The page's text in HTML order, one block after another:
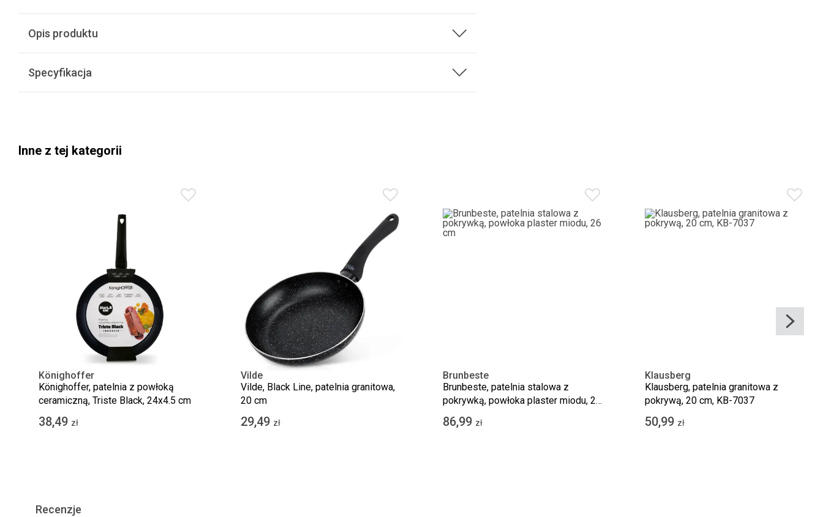
Opis produktu
Specyfikacja
Inne z tej kategorii
Könighoffer
Könighoffer, patelnia z powłoką
ceramiczną, Triste Black, 24x4.5 cm
38,49 zł
Vilde
Vilde, Black Line, patelnia granitowa,
20 cm
29,49 zł
Brunbeste
Brunbeste, patelnia stalowa z
pokrywką, powłoka plaster miodu, 26
cm
86,99 zł
Klausberg
Klausberg, patelnia granitowa z
pokrywą, 20 cm, KB-7037
50,99 zł
Recenzje